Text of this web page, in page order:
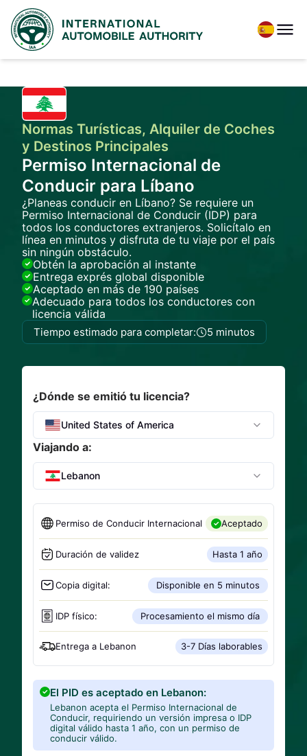
Normas Turísticas, Alquiler de Coches
y Destinos Principales
Permiso Internacional de
Conducir para Líbano
¿Planeas conducir en Líbano? Se requiere un
Permiso Internacional de Conducir (IDP) para
todos los conductores extranjeros. Solicítalo en
línea en minutos y disfruta de tu viaje por el país
sin ningún obstáculo.
Obtén la aprobación al instante
Entrega exprés global disponible
Aceptado en más de 190 países
Adecuado para todos los conductores con
licencia válida
Tiempo estimado para completar: 5 minutos
¿Dónde se emitió tu licencia?
United States of America
Viajando a:
Lebanon
Permiso de Conducir Internacional Aceptado
Duración de validez Hasta 1 año
Copia digital: Disponible en 5 minutos
IDP físico: Procesamiento el mismo día
Entrega a Lebanon 3-7 Días laborables
El PID es aceptado en Lebanon:
Lebanon acepta el Permiso Internacional de
Conducir, requiriendo un versión impresa o IDP
digital válido hasta 1 año, con un permiso de
conducir válido.